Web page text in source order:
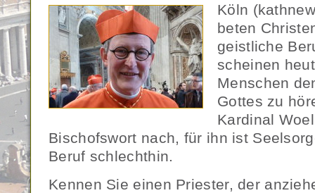
Köln
beten
geistliche
scheinen
Menschen
Gottes zu
Kardinal
Bischofswort nach, für ihn ist
Beruf schlechthin.
Kennen Sie einen Priester, der